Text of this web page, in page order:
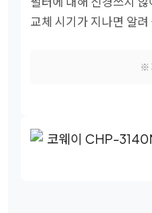
교체 시기가 지나면 알려
※